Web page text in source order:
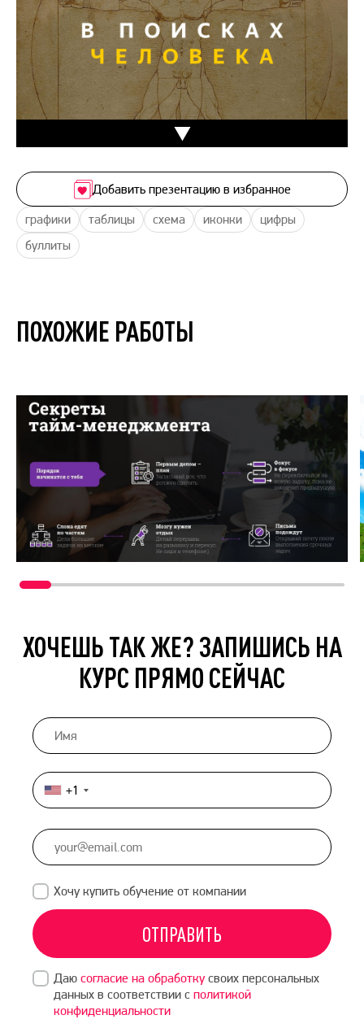
графики таблицы схема иконки
цифры
буллиты
Добавить презентацию в избранное
ПОХОЖИЕ РАБОТЫ
ХОЧЕШЬ ТАК ЖЕ? ЗАПИШИСЬ НА
КУРС ПРЯМО СЕЙЧАС
United
States
+1
+1
Хочу купить обучение от компании
ОТПРАВИТЬ
Даю согласие на обработкусвоих персональных
данных в соответствии с политикой
конфиденциальности